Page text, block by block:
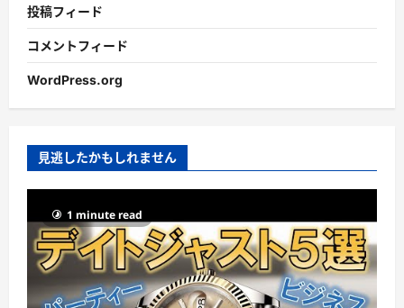
投稿フィード
コメントフィード
WordPress.org
見逃したかもしれません
1 minute read